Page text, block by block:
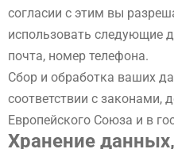
согласии с этим вы
использовать следующие
почта, номер телефона.
Сбор и обработка ваших
соответствии с законами,
Европейского Союза и в
Хранение